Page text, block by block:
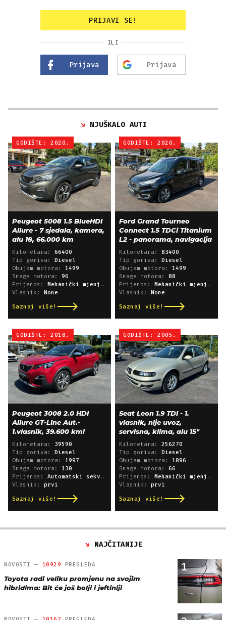
PRIJAVI SE!
ILI
Prijava Prijava
NJUŠKALO AUTI
GODIŠTE: 2020.
Peugeot 5008 1.5 BlueHDI
Allure - 7 sjedala, kamera,
alu 18, 66.000 km
Kilometara: 66400
Tip goriva:
Diesel
Obujam motora: 1499
Snaga motora: 96
Prijenos:
Mehanički mjenjač
Vlasnik:
None
Saznaj više!
GODIŠTE: 2020.
Ford Grand Tourneo
Connect 1.5 TDCi Titanium
L2 - panorama, navigacija
Kilometara: 83400
Tip goriva:
Diesel
Obujam motora: 1499
Snaga motora: 88
Prijenos:
Mehanički mjenjač
Vlasnik:
None
Saznaj više!
GODIŠTE: 2018.
Peugeot 3008 2.0 HDI
Allure GT-Line Aut.-
1.vlasnik, 39.600 km!
Kilometara: 39590
Tip goriva:
Diesel
Obujam motora: 1997
Snaga motora: 130
Prijenos: Automatski sekvencijski
Vlasnik: prvi
Saznaj više!
GODIŠTE: 2005.
Seat Leon 1.9 TDI - 1.
vlasnik, nije uvoz,
servisna, klima, alu 15"
Kilometara: 256270
Tip goriva:
Diesel
Obujam motora: 1896
Snaga motora: 66
Prijenos:
Mehanički mjenjač
Vlasnik: prvi
Saznaj više!
NAJČITANIJE
1
NOVOSTI — 10929 PREGLEDA
Toyota radi veliku promjenu na svojim
hibridima: Bit će još bolji i jeftiniji